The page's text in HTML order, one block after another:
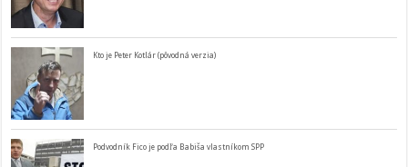
Kto je Peter Kotlár (pôvodná verzia)
Podvodník Fico je podľa Babiša vlastníkom SPP